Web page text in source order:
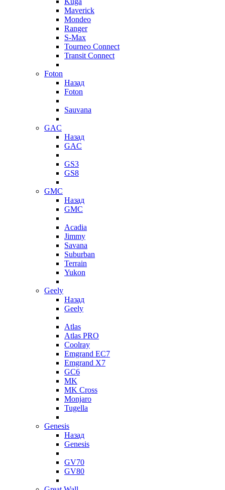
Maverick
Mondeo
Ranger
S-Max
Tourneo Connect
Transit Connect
Foton
Назад
Foton
Sauvana
GAC
Назад
GAC
GS3
GS8
GMC
Назад
GMC
Acadia
Jimmy
Savana
Suburban
Terrain
Yukon
Geely
Назад
Geely
Atlas
Atlas PRO
Coolray
Emgrand EC7
Emgrand X7
GC6
MK
MK Cross
Monjaro
Tugella
Genesis
Назад
Genesis
GV70
GV80